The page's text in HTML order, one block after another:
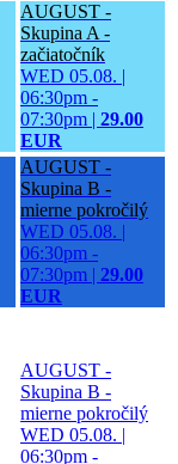
AUGUST -
Skupina A -
začiatočník
WED 05.08. |
06:30pm -
07:30pm | 29.00
EUR
AUGUST -
Skupina B -
mierne pokročilý
WED 05.08. |
06:30pm -
07:30pm | 29.00
EUR
AUGUST -
Skupina B -
mierne pokročilý
WED 05.08. |
06:30pm -